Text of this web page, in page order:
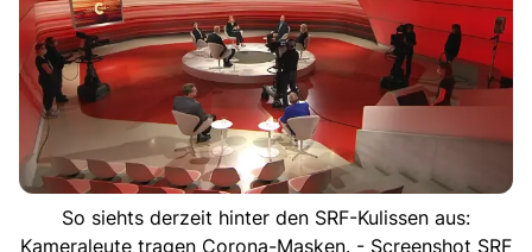
So siehts derzeit hinter den SRF-Kulissen aus:
Kameraleute tragen Corona-Masken. - Screenshot SRF